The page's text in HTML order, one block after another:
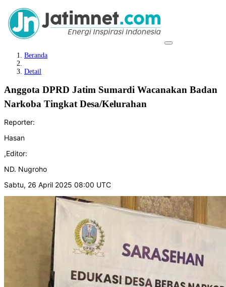
Beranda
Detail
Anggota DPRD Jatim Sumardi Wacanakan Badan
Narkoba Tingkat Desa/Kelurahan
Reporter:
Hasan
,Editor:
ND. Nugroho
Sabtu, 26 April 2025 08:00 UTC